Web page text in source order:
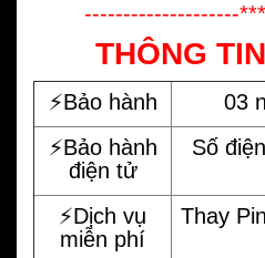
--------------------
THÔNG
⚡️Bảo hành
03
⚡️Bảo hành
điện tử
Số
⚡️Dịch vụ
miễn phí
Thay